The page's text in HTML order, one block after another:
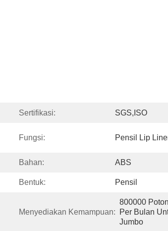
Sertifikasi: SGS,ISO
Fungsi: Pensil Lip
Bahan: ABS
Bentuk: Pensil
Menyediakan Kemampuan:
800000
Per Bulan
Jumbo